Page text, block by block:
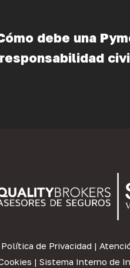
debe una
responsabilidad
Política de Privacidad |
| Sistema Interno de